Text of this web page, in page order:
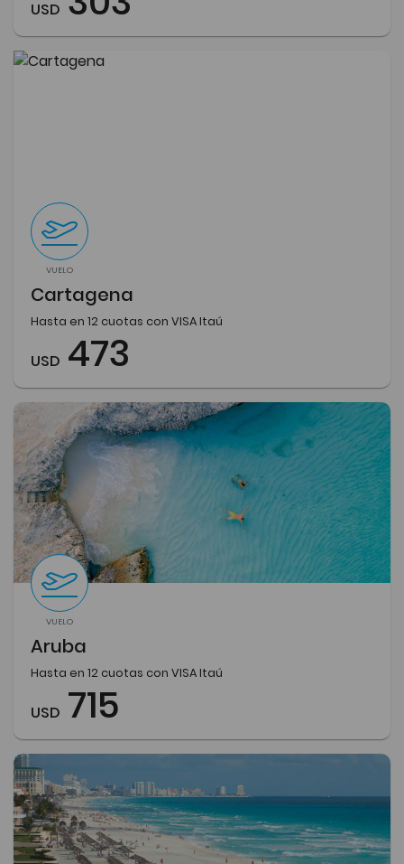
USD
VUELO
Cartagena
Hasta en 12 cuotas con VISA Itaú
USD 473
VUELO
Aruba
Hasta en 12 cuotas con VISA Itaú
USD 715